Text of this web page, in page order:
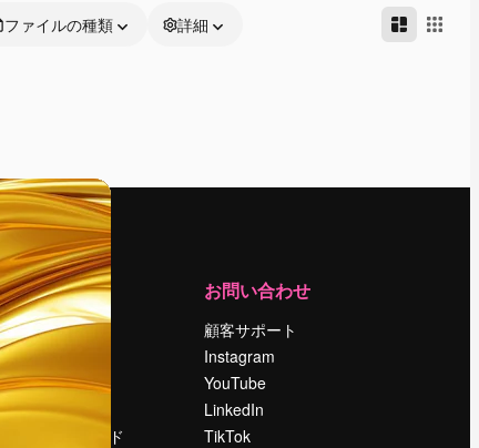
ファイルの種類 詳細
運営
料金
会社概要
Reviews
採用情報
検索トレンド
お問い合わせ
顧客サポート
Instagram
YouTube
LinkedIn
TikTok